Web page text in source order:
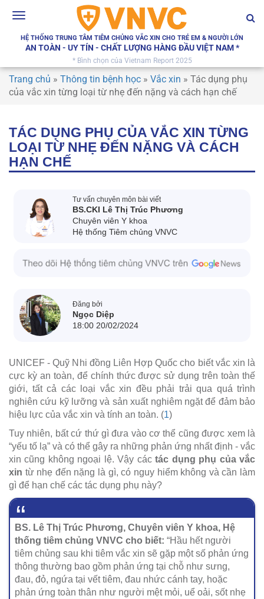
Toggle
HỆ THỐNG TRUNG TÂM TIÊM CHỦNG VẮC XIN CHO TRẺ EM & NGƯỜI LỚN
AN TOÀN - UY TÍN - CHẤT LƯỢNG HÀNG ĐẦU VIỆT NAM *
* Bình chọn của Vietnam Report 2025
Trang chủ » Thông tin bệnh học » Vắc xin » Tác dụng phụ
của vắc xin từng loại từ nhẹ đến nặng và cách hạn chế
TÁC DỤNG PHỤ CỦA VẮC XIN TỪNG
LOẠI TỪ NHẸ ĐẾN NẶNG VÀ CÁCH
HẠN CHẾ
Tư vấn chuyên môn bài viết
BS.CKI Lê Thị Trúc Phương
Chuyên viên Y khoa
Hệ thống Tiêm chủng VNVC
Đăng bởi
Ngọc Diệp
18:00 20/02/2024
UNICEF - Quỹ Nhi đồng Liên Hợp Quốc cho biết vắc xin là
cực kỳ an toàn, để chính thức được sử dụng trên toàn thế
giới, tất cả các loại vắc xin đều phải trải qua quá trình
nghiên cứu kỹ lưỡng và sản xuất nghiêm ngặt để đảm bảo
hiệu lực của vắc xin và tính an toàn. (1)
Tuy nhiên, bất cứ thứ gì đưa vào cơ thể cũng được xem là
“yếu tố lạ” và có thể gây ra những phản ứng nhất định - vắc
xin cũng không ngoại lệ. Vậy cáctác dụng phụ của vắc
xin từ nhẹ đến nặng là gì, có nguy hiểm không và cần làm
gì để hạn chế các tác dụng phụ này?
BS. Lê Thị Trúc Phương, Chuyên viên Y khoa, Hệ
thống tiêm chủng VNVC cho biết: “Hầu hết người
tiêm chủng sau khi tiêm vắc xin sẽ gặp một số phản ứng
thông thường bao gồm phản ứng tại chỗ như sưng,
đau, đỏ, ngứa tại vết tiêm, đau nhức cánh tay, hoặc
phản ứng toàn thân như người mệt mỏi, uể oải, sốt nhẹ